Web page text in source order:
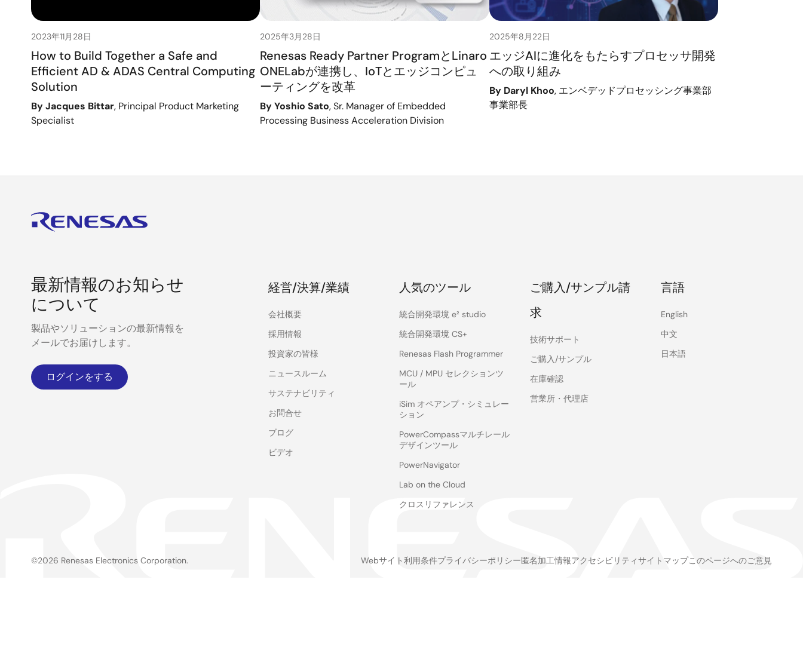
2023年11月28日
How to Build Together a Safe and
Efficient AD & ADAS Central Computing
Solution
By Jacques Bittar, Principal Product Marketing
Specialist
2025年3月28日
Renesas Ready Partner ProgramとLinaro
ONELabが連携し、IoTとエッジコンピュ
ーティングを改革
By Yoshio Sato, Sr. Manager of Embedded
Processing Business Acceleration Division
2025年8月22日
エッジAIに進化をもたらすプロセッサ開発
への取り組み
By Daryl Khoo, エンベデッドプロセッシング事業部
事業部長
最新情報のお知らせ
について
製品やソリューションの最新情報を
メールでお届けします。
ログインをする
経営/決算/業績
会社概要
採用情報
投資家の皆様
ニュースルーム
サステナビリティ
お問合せ
ブログ
ビデオ
人気のツール
統合開発環境 e² studio
統合開発環境 CS+
Renesas Flash Programmer
MCU / MPU セレクションツ
ール
iSim オペアンプ・シミュレー
ション
PowerCompassマルチレール
デザインツール
PowerNavigator
Lab on the Cloud
クロスリファレンス
ご購入/サンプル請
求
技術サポート
ご購入/サンプル
在庫確認
営業所・代理店
言語
English
中文
日本語
©2026 Renesas Electronics Corporation. Webサイト利用条件プライバシーポリシー匿名加工情報アクセシビリティサイトマップこのページへのご意見